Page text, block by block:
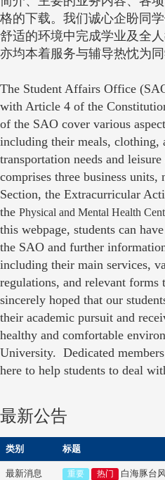
格的下载。我们诚心企盼同
舒适的环境中完成学业及全
亦均本着服务与辅导热忱为
The Student Affairs Office
with Article 4 of the
of the SAO cover various
including their meals, clothing,
transportation needs and
comprises three business
Section, the Extracurricular
the Physical and Mental Health
this webpage, students can
the SAO and further
including their main services,
regulations, and relevant
sincerely hoped that our
their academic pursuit and
healthy and comfortable
University. Dedicated
here to help students to deal
最新公告
类别 标题
最新消息 重要 热门
白海豚台